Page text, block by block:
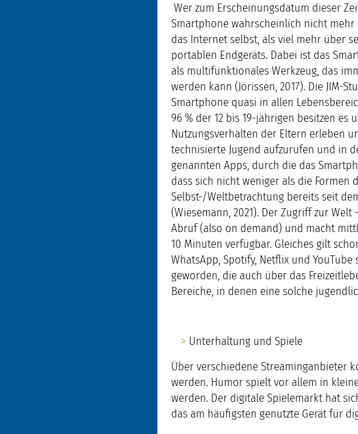
Wer zum Erscheinungsdatum dieser
Smartphone wahrscheinlich nicht
das Internet selbst, als viel mehr über
portablen Endgeräts. Dabei ist das
als multifunktionales Werkzeug, das
werden kann (Jörissen, 2017). Die JIM-
Smartphone quasi in allen
96 % der 12 bis 19-jährigen besitzen
Nutzungsverhalten der Eltern erleben
technisierte Jugend aufzurufen und in
genannten Apps, durch die das
dass sich nicht weniger als die
Selbst-/Weltbetrachtung bereits seit
(Wiesemann, 2021). Der Zugriff zur
Abruf (also on demand) und macht
10 Minuten verfügbar. Gleiches gilt
WhatsApp, Spotify, Netflix und
geworden, die auch über das
Bereiche, in denen eine solche
Unterhaltung und Spiele
Über verschiedene Streaminganbieter
werden. Humor spielt vor allem in
werden. Der digitale Spielemarkt hat
das am häufigsten genutzte Gerät für